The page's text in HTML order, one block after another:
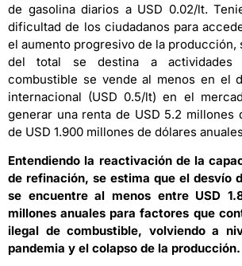
de gasolina diarios a USD 0.02/lt.
dificultad de los ciudadanos para
el aumento progresivo de la producción,
del total se destina a actividades
combustible se vende al menos en el
internacional (USD 0.5/lt) en el
generar una renta de USD 5.2 millones
de USD 1.900 millones de dólares
Entendiendo la reactivación de la
de refinación, se estima que el desvío
se encuentre al menos entre USD
millones anuales para factores que
ilegal de combustible, volviendo a
pandemia y el colapso de la producción.